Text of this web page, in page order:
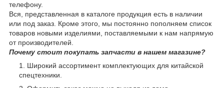
телефону.
Вся, представленная в каталоге продукция есть в наличии
или под заказ. Кроме этого, мы постоянно пополняем список
товаров новыми изделиями, поставляемыми к нам напрямую
от производителей.
Почему стоит покупать запчасти в нашем магазине?
Широкий ассортимент комплектующих для китайской
спецтехники.